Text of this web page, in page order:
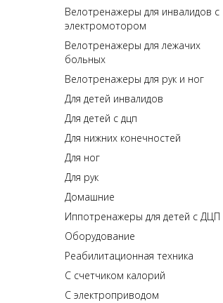
Велотренажеры для инвалидов с
электромотором
Велотренажеры для лежачих
больных
Велотренажеры для рук и ног
Для детей инвалидов
Для детей с дцп
Для нижних конечностей
Для ног
Для рук
Домашние
Иппотренажеры для детей с ДЦП
Оборудование
Реабилитационная техника
С счетчиком калорий
С электроприводом